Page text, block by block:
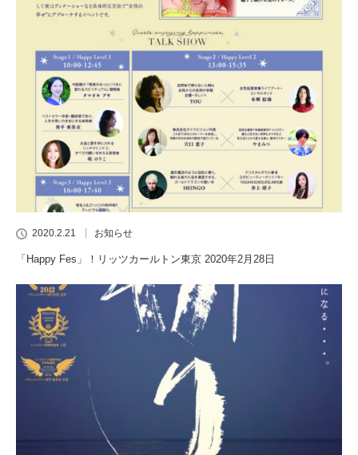
2020.2.21 お知らせ
「Happy Fes」！リッツカールトン東京 2020年2月28日